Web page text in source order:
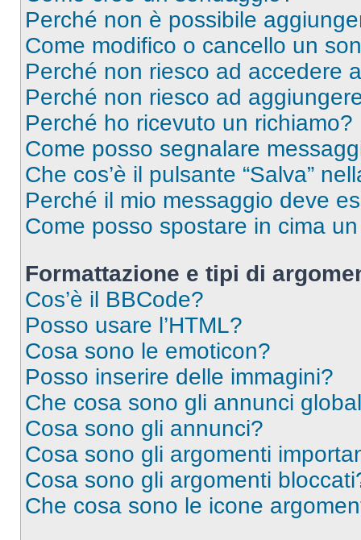
Perché non è possibile
Come modifico o cancello un
Perché non riesco ad accedere
Perché non riesco ad
Perché ho ricevuto un richiamo?
Come posso segnalare
Che cos’è il pulsante “Salva”
Perché il mio messaggio deve
Come posso spostare in cima
Formattazione e tipi di
Cos’è il BBCode?
Posso usare l’HTML?
Cosa sono le emoticon?
Posso inserire delle immagini?
Che cosa sono gli annunci
Cosa sono gli annunci?
Cosa sono gli argomenti
Cosa sono gli argomenti
Che cosa sono le icone